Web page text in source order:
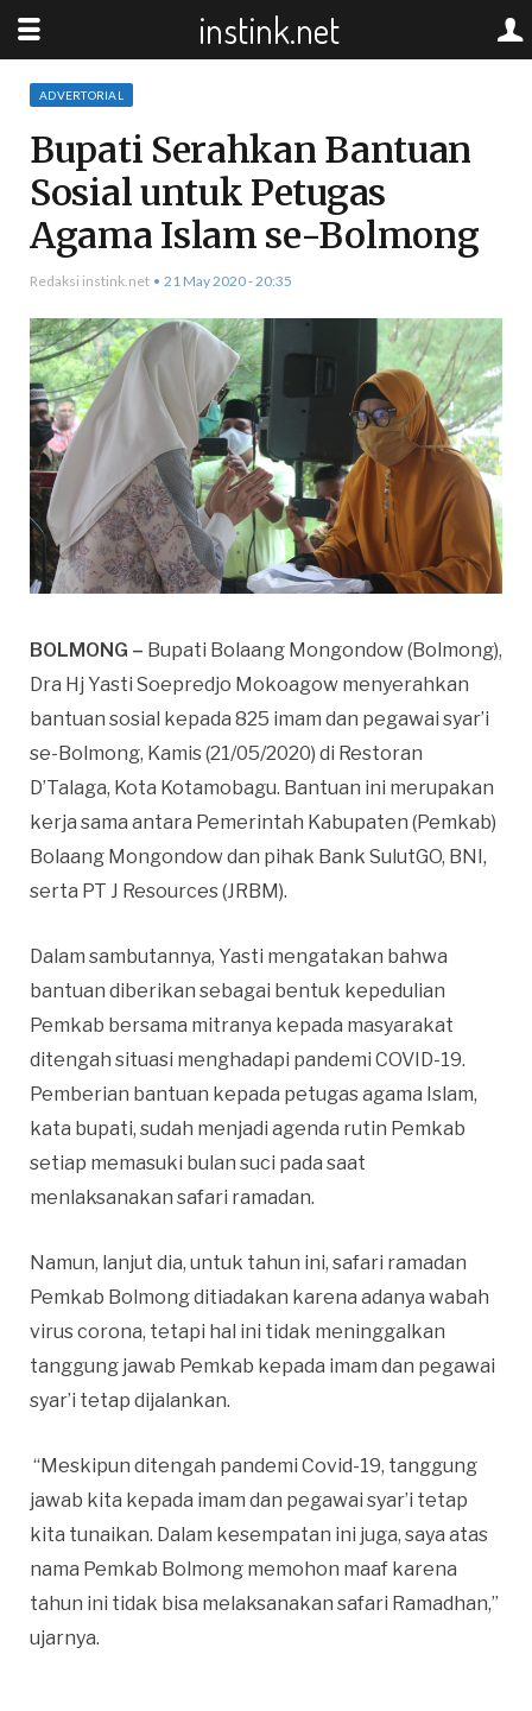
ADVERTORIAL
Bupati Serahkan Bantuan
Sosial untuk Petugas
Agama Islam se-Bolmong
Redaksi instink.net 21 May 2020 - 20:35
BOLMONG – Bupati Bolaang Mongondow (Bolmong),
Dra Hj Yasti Soepredjo Mokoagow menyerahkan
bantuan sosial kepada 825 imam dan pegawai syar’i
se-Bolmong, Kamis (21/05/2020) di Restoran
D’Talaga, Kota Kotamobagu. Bantuan ini merupakan
kerja sama antara Pemerintah Kabupaten (Pemkab)
Bolaang Mongondow dan pihak Bank SulutGO, BNI,
serta PT J Resources (JRBM).
Dalam sambutannya, Yasti mengatakan bahwa
bantuan diberikan sebagai bentuk kepedulian
Pemkab bersama mitranya kepada masyarakat
ditengah situasi menghadapi pandemi COVID-19.
Pemberian bantuan kepada petugas agama Islam,
kata bupati, sudah menjadi agenda rutin Pemkab
setiap memasuki bulan suci pada saat
menlaksanakan safari ramadan.
Namun, lanjut dia, untuk tahun ini, safari ramadan
Pemkab Bolmong ditiadakan karena adanya wabah
virus corona, tetapi hal ini tidak meninggalkan
tanggung jawab Pemkab kepada imam dan pegawai
syar’i tetap dijalankan.
“Meskipun ditengah pandemi Covid-19, tanggung
jawab kita kepada imam dan pegawai syar’i tetap
kita tunaikan. Dalam kesempatan ini juga, saya atas
nama Pemkab Bolmong memohon maaf karena
tahun ini tidak bisa melaksanakan safari Ramadhan,”
ujarnya.
instink.net